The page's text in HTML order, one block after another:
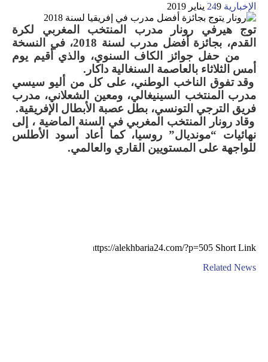
الإخبارية 24 9 يناير 2019
توج هيرفي رونارمدرب المنتخب المغربي لكرة
القدم
، بجائزة أفضل مدرب لسنة 2018، في النسخة
27 من حفل جوائز الكاف السنوي، والذي أقيم يوم
أمس الثلاثاء بالعاصمة السنغالية داكار .
وقد تفوق الناخب الوطني، على كل من أليو سيسي
مدرب المنتخب السينيغالي، ومعين الشعلاني، مدرب
فريق الترجي التونسي، بطل عصبة الأبطال الإفريقية.
وقاد رونار المنتخب المغربي في السنة الماضية ، إلى
نهائيات “مونديال” روسيا، كما أعاد أسود الأطلس
للواجهة على المستويين القاري والعالمي.
Short Link
Related News